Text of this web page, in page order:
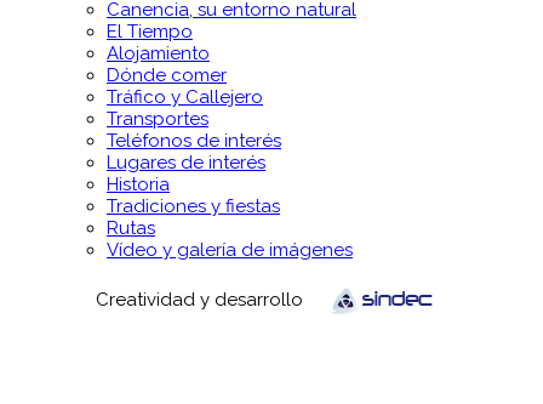
Canencia, su entorno natural
El Tiempo
Alojamiento
Dónde comer
Tráfico y Callejero
Transportes
Teléfonos de interés
Lugares de interés
Historia
Tradiciones y fiestas
Rutas
Vídeo y galería de imágenes
Creatividad y desarrollo